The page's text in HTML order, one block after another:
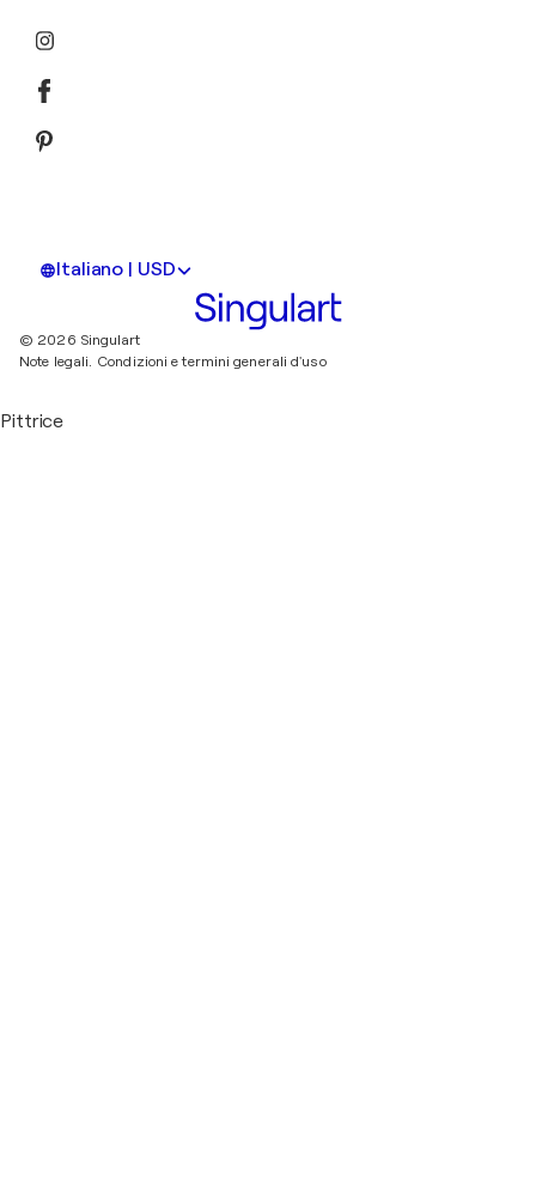
Italiano | USD
© 2026 Singulart
Note legali. Condizioni e termini generali d'uso
Pittrice